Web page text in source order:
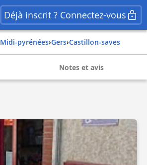
Déjà inscrit ? Connectez-vous
midi-pyrénées› gers› castillon-saves
Notes et avis